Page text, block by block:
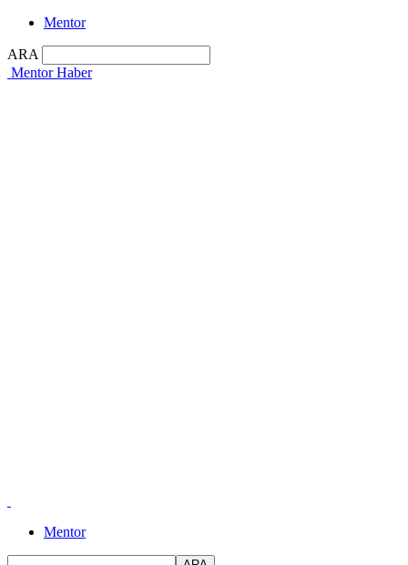
Mentor
ARA
Mentor Haber
Mentor